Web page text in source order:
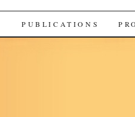
PUBLICATIONS